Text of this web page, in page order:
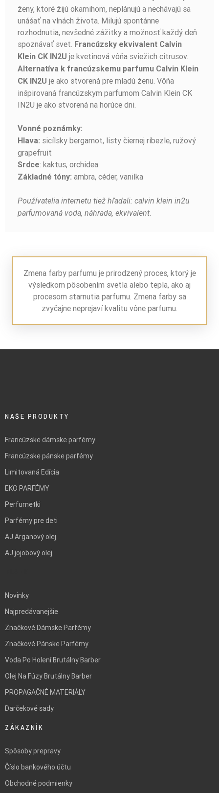
ženy, ktoré žijú okamihom, neplánujú a nechávajú sa
unášať na vlnách života. Milujú spontánne
rozhodnutia, nevšedné zážitky a možnosť každý deň
spoznávať svet. Francúzsky ekvivalent Calvin
Klein CK IN2U je kvetinová vôňa sviežich citrusov.
Alternatíva k francúzskemu parfumu Calvin Klein
CK IN2U je ako stvorená pre mladú ženu. Vôňa
inšpirovaná francúzskym parfumom Calvin Klein CK
IN2U je ako stvorená na horúce dni.
Vonné poznámky:
Hlava: sicílsky bergamot, listy čiernej ríbezle, ružový
grapefruit
Srdce: kaktus, orchidea
Základné tóny: ambra, céder, vanilka
Používatelia internetu tiež hľadali: calvin klein in2u
parfumovaná voda, náhrada, ekvivalent.
Zmena farby parfumu je prirodzený proces, ktorý je
výsledkom pôsobením svetla alebo tepla, ako aj
procesom starnutia parfumu. Zmena farby sa
zvyčajne neprejaví kvalitu vône parfumu.
NAŠE PRODUKTY
Francúzske dámske parfémy
Francúzske pánske parfémy
Limitovaná Edícia
EKO PARFÉMY
Perfumetki
Parfémy pre deti
AJ Arganový olej
AJ jojobový olej
Novinky
Najpredávanejšie
Značkové Dámske Parfémy
Značkové Pánske Parfémy
Voda Po Holení Brutálny Barber
Olej Na Fúzy Brutálny Barber
PROPAGAČNÉ MATERIÁLY
Darčekové sady
ZÁKAZNÍK
Spôsoby prepravy
Číslo bankového účtu
Obchodné podmienky